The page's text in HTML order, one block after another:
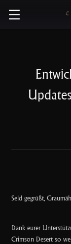
o
n
D
e
t
Seid gegrüßt,
Dank eurer
Crimson Desert so